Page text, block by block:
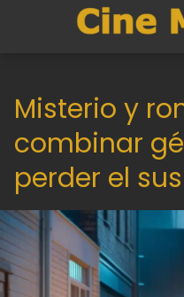
Misterio y
combinar
perder el